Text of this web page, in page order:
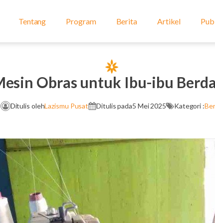
Tentang Program Berita Artikel
Obras untuk Ibu-ibu
Ditulis olehLazismu Pusat Ditulis pada5 Mei 2025 Kategori :